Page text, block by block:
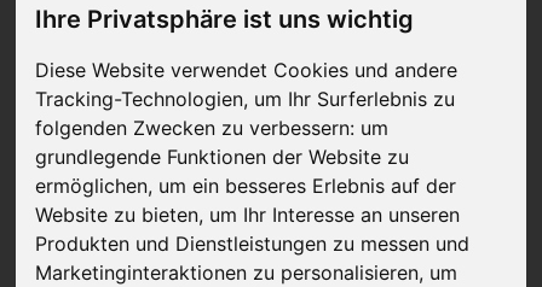
Ihre Privatsphäre ist uns wichtig
Diese Website verwendet Cookies und andere
Tracking-Technologien, um Ihr Surferlebnis zu
folgenden Zwecken zu verbessern: um
grundlegende Funktionen der Website zu
ermöglichen, um ein besseres Erlebnis auf der
Website zu bieten, um Ihr Interesse an unseren
Produkten und Dienstleistungen zu messen und
Marketinginteraktionen zu personalisieren, um
Startseite >Aktuelles> Verbandklagerecht: Wegweisendes Urteil
Pressemitteilung
Verbandklagerecht:
Wegweisendes Urteil